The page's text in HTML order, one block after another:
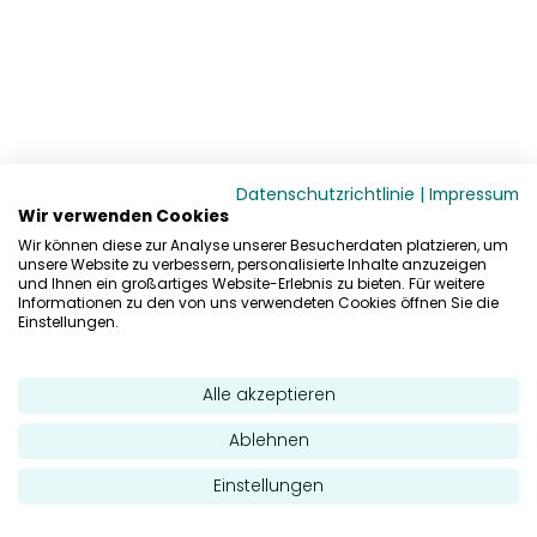
Datenschutzrichtlinie | Impressum
Wir verwenden Cookies
Wir können diese zur Analyse unserer Besucherdaten platzieren, um
unsere Website zu verbessern, personalisierte Inhalte anzuzeigen
und Ihnen ein großartiges Website-Erlebnis zu bieten. Für weitere
Informationen zu den von uns verwendeten Cookies öffnen Sie die
Einstellungen.
Alle akzeptieren
Ablehnen
Einstellungen